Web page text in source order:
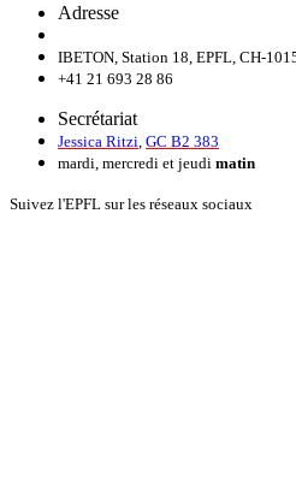
Adresse
IBETON, Station 18, EPFL, CH-
+41 21 693 28 86
Secrétariat
Jessica Ritzi GC B2 383
mardi, mercredi et jeudi matin
Suivez l'EPFL sur les réseaux sociaux